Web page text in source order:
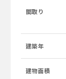
間取り
建築年
建物面積